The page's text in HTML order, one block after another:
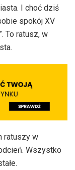
I choć dziś
spokój XV
To ratusz, w
ratuszy w
Wszystko